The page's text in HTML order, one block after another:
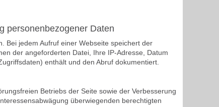
personenbezogener Daten
Bei jedem Aufruf einer Webseite speichert der
der angeforderten Datei, Ihre IP-Adresse, Datum
enthält und den Abruf dokumentiert.
Betriebs der Seite sowie der Verbesserung
überwiegenden berechtigten